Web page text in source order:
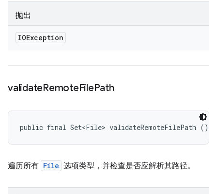
抛出
IOException
validateRemoteFilePath
public final Set<File> validateRemoteFilePath ()
遍历所有 File 选项类型，并检查是否应解析其路径。